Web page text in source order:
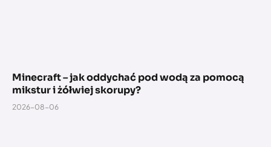
Minecraft – jak oddychać pod wodą za pomocą
mikstur i żółwiej skorupy?
2026-08-06